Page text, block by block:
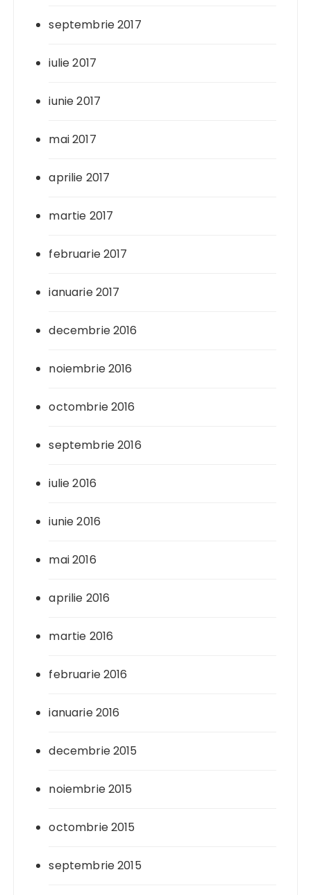
septembrie 2017
iulie 2017
iunie 2017
mai 2017
aprilie 2017
martie 2017
februarie 2017
ianuarie 2017
decembrie 2016
noiembrie 2016
octombrie 2016
septembrie 2016
iulie 2016
iunie 2016
mai 2016
aprilie 2016
martie 2016
februarie 2016
ianuarie 2016
decembrie 2015
noiembrie 2015
octombrie 2015
septembrie 2015